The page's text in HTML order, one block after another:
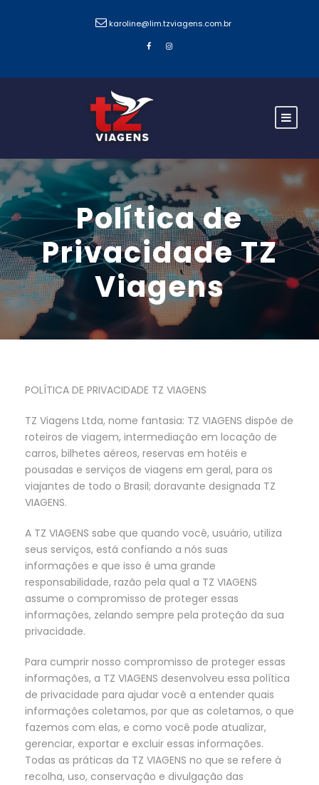
karoline@lim.tzviagens.com.br
Política de
Privacidade TZ
Viagens
POLÍTICA DE PRIVACIDADE TZ VIAGENS
TZ Viagens Ltda, nome fantasia: TZ VIAGENS dispõe de
roteiros de viagem, intermediação em locação de
carros, bilhetes aéreos, reservas em hotéis e
pousadas e serviços de viagens em geral, para os
viajantes de todo o Brasil; doravante designada TZ
VIAGENS.
A TZ VIAGENS sabe que quando você, usuário, utiliza
seus serviços, está confiando a nós suas
informações e que isso é uma grande
responsabilidade, razão pela qual a TZ VIAGENS
assume o compromisso de proteger essas
informações, zelando sempre pela proteção da sua
privacidade.
Para cumprir nosso compromisso de proteger essas
informações, a TZ VIAGENS desenvolveu essa política
de privacidade para ajudar você a entender quais
informações coletamos, por que as coletamos, o que
fazemos com elas, e como você pode atualizar,
gerenciar, exportar e excluir essas informações.
Todas as práticas da TZ VIAGENS no que se refere à
recolha, uso, conservação e divulgação das